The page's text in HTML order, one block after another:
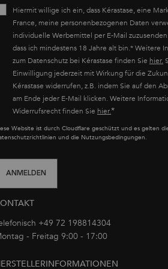
Hiermit willige ich ein, dass Kérastase, eine
France, meine personenbezogenen Daten
individuelle Werbemittel per E-Mail
dass ich mindestens 18 Jahre alt bin.* Weitere
zum Datenschutz bei Kérastase finden Sie hier.
Einwilligung jederzeit mit Wirkung für die
Kérastase widerrufen, z.B. indem Sie auf den
am Ende jeder E-Mail klicken. Weitere
Widerrufsrecht finden Sie hier.*
Website ist durch Cloudflare geschützt und es gelten
und die Nutzungsbedingungen.
ANMELDEN
+49 72 198814304
- Freitag 9:00 - 17:00